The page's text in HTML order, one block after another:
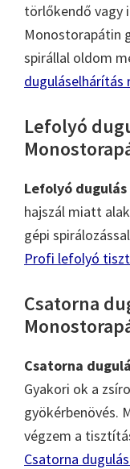
törlőkendő vagy
Monostorapátin
spirállal oldom
duguláselhárítás
Lefolyó
Lefolyó dugulás
hajszál miatt
gépi
Profi lefolyó
Csatorna
Csatorna
Gyakori ok a
gyökérbenövés.
végzem a
Csatorna